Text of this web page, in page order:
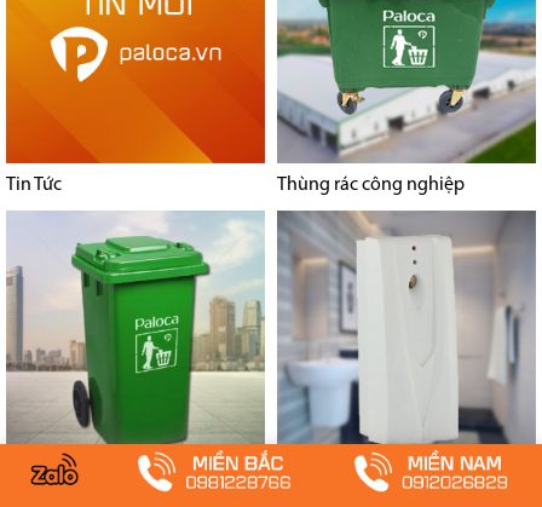
Tin Tức Thùng rác công nghiệp
Thùng rác nhựa HDPE Máy xịt thơm